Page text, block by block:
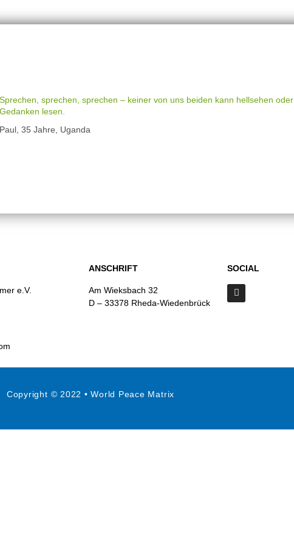
Sprechen, sprechen, sprechen – keiner von uns beiden kann hellsehen oder
Gedanken lesen.
Paul, 35 Jahre, Uganda
e.V.
ANSCHRIFT
Am Wieksbach 32
D – 33378 Rheda-Wiedenbrück
SOCIAL
Copyright © 2022 • World Peace Matrix